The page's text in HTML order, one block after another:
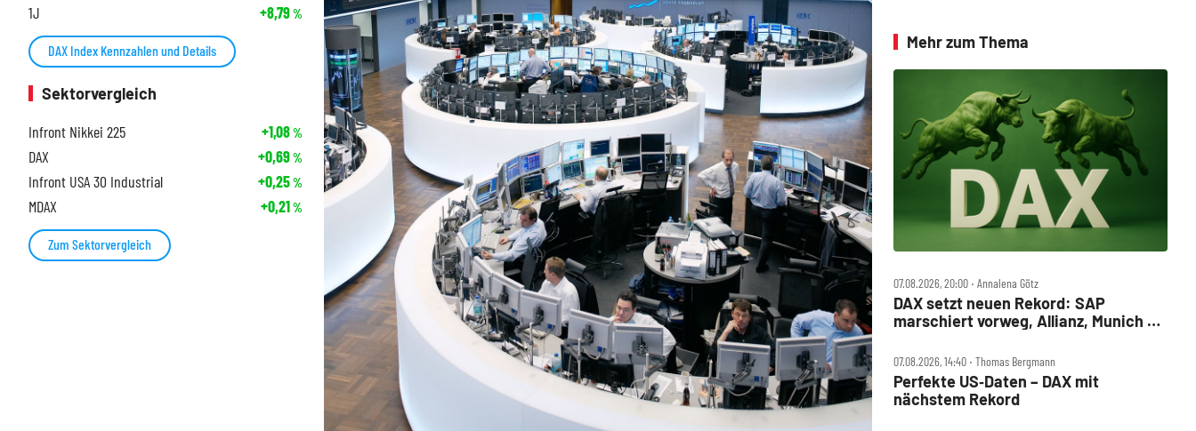
1J +8,79%
DAX Index Kennzahlen und Details
Sektorvergleich
Infront Nikkei 225
+1,08%
DAX +0,69%
Infront USA 30 Industrial +0,25%
MDAX +0,21%
Zum Sektorvergleich
Mehr zum Thema
07.08.2026, 20:00 ‧ Annalena Götz
DAX setzt neuen Rekord: SAP
marschiert vorweg, Allianz, Munich Re
07.08.2026, 14:40 ‧ Thomas Bergmann
Perfekte US‑Daten – DAX mit
nächstem Rekord